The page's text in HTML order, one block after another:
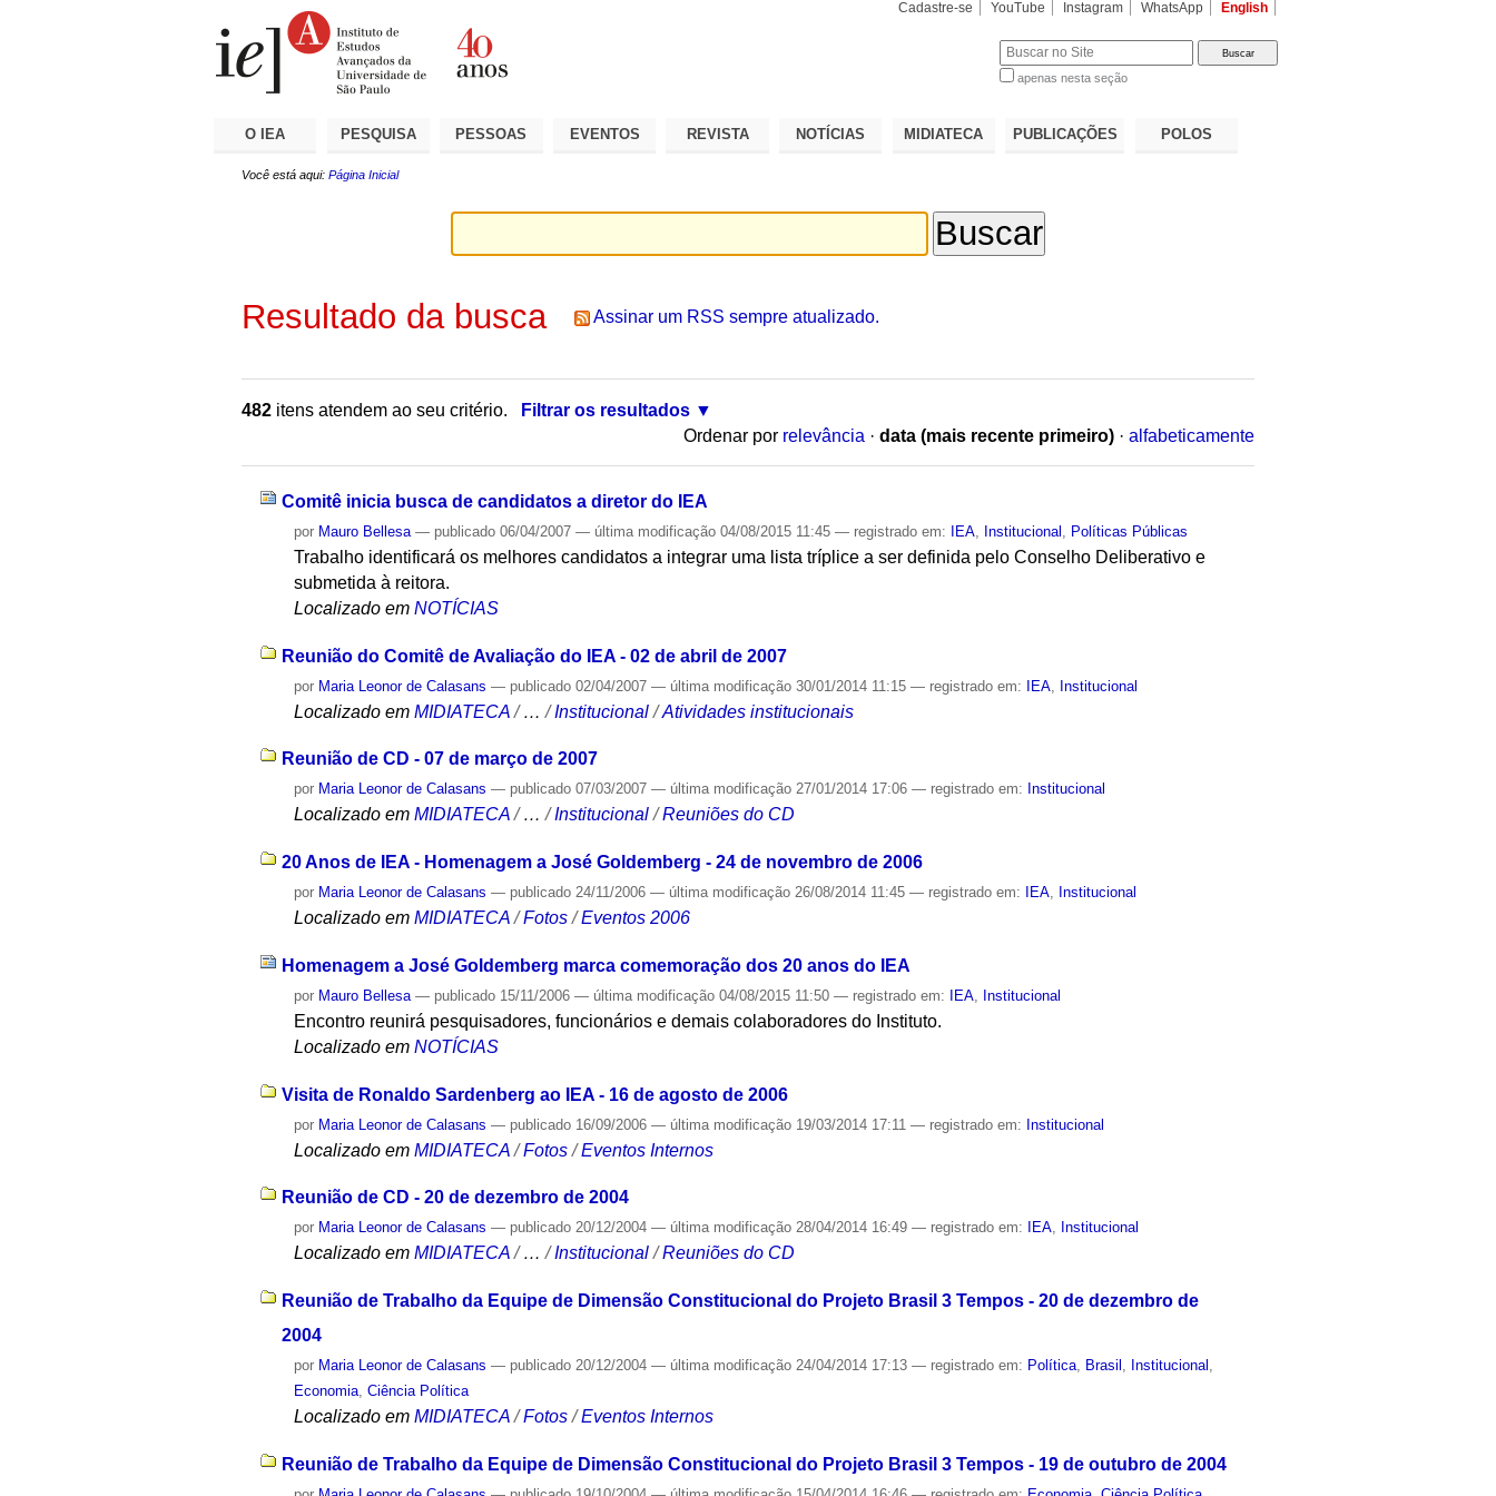
Cadastre-se YouTube Instagram WhatsApp English
apenas nesta seção
O IEA PESQUISA PESSOAS EVENTOS REVISTA NOTÍCIAS MIDIATECA PUBLICAÇÕES POLOS
Você está aqui: Página Inicial
Resultado da busca Assinar um RSS sempre atualizado.
482 itens atendem ao seu critério.
Filtrar os resultados
Ordenar por relevância · data (mais recente primeiro) · alfabeticamente
Comitê inicia busca de candidatos a diretor do IEA
por Mauro Bellesa — publicado 06/04/2007— última modificação 04/08/2015 11:45— registrado em: IEA Institucional Políticas Públicas
Trabalho identificará os melhores candidatos a integrar uma lista tríplice a ser definida pelo Conselho Deliberativo e
submetida à reitora.
Localizado em NOTÍCIAS
Reunião do Comitê de Avaliação do IEA - 02 de abril de 2007
por Maria Leonor de Calasans — publicado 02/04/2007— última modificação 30/01/2014 11:15— registrado em: IEA Institucional
Localizado em MIDIATECA /…/Institucional /Atividades institucionais
Reunião de CD - 07 de março de 2007
por Maria Leonor de Calasans — publicado 07/03/2007— última modificação 27/01/2014 17:06— registrado em: Institucional
Localizado em MIDIATECA /…/Institucional /Reuniões do CD
20 Anos de IEA - Homenagem a José Goldemberg - 24 de novembro de 2006
por Maria Leonor de Calasans — publicado 24/11/2006— última modificação 26/08/2014 11:45— registrado em: IEA, Institucional
Localizado em MIDIATECA /Fotos /Eventos 2006
Homenagem a José Goldemberg marca comemoração dos 20 anos do IEA
por Mauro Bellesa — publicado 15/11/2006— última modificação 04/08/2015 11:50— registrado em: IEA Institucional
Encontro reunirá pesquisadores, funcionários e demais colaboradores do Instituto.
Localizado em NOTÍCIAS
Visita de Ronaldo Sardenberg ao IEA - 16 de agosto de 2006
por Maria Leonor de Calasans — publicado 16/09/2006— última modificação 19/03/2014 17:11— registrado em: Institucional
Localizado em MIDIATECA /Fotos /Eventos Internos
Reunião de CD - 20 de dezembro de 2004
por Maria Leonor de Calasans — publicado 20/12/2004— última modificação 28/04/2014 16:49— registrado em: IEA, Institucional
Localizado em MIDIATECA /…/Institucional /Reuniões do CD
Reunião de Trabalho da Equipe de Dimensão Constitucional do Projeto Brasil 3 Tempos - 20 de dezembro de
2004
por Maria Leonor de Calasans — publicado 20/12/2004— última modificação 24/04/2014 17:13— registrado em: Política Brasil Institucional
Economia ,Ciência Política
Localizado em MIDIATECA /Fotos /Eventos Internos
Reunião de Trabalho da Equipe de Dimensão Constitucional do Projeto Brasil 3 Tempos - 19 de outubro de 2004